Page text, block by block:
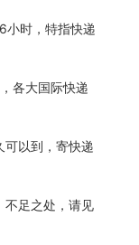
小时，特指快递
各大国际快递
可以到，寄快递
不足之处，请见